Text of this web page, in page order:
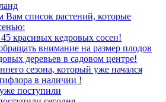
Вам список растений, которые
красивых кедровых сосен!
внимание на размер плодов
деревьев в садовом центре!
сезона, который уже начался
в наличии !
поступили